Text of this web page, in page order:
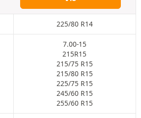
225/80 R14
7.00-15
215R15
215/75 R15
215/80 R15
225/75 R15
245/60 R15
255/60 R15